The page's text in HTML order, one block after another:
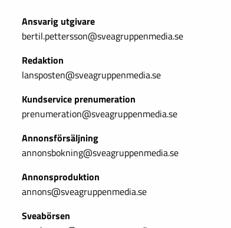
Ansvarig utgivare
bertil.pettersson@sveagruppenmedia.se
Redaktion
lansposten@sveagruppenmedia.se
Kundservice prenumeration
prenumeration@sveagruppenmedia.se
Annonsförsäljning
annonsbokning@sveagruppenmedia.se
Annonsproduktion
annons@sveagruppenmedia.se
Sveabörsen